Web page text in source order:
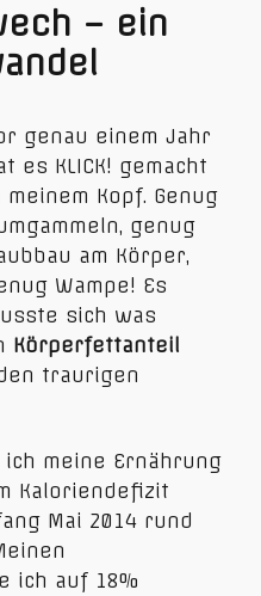
– ein
genau einem Jahr
es KLICK! gemacht
meinem Kopf. Genug
genug
am Körper,
Wampe! Es
sich was
Körperfettanteil
traurigen
meine Ernährung
Kaloriendefizit
Mai 2014 rund
ich auf 18%